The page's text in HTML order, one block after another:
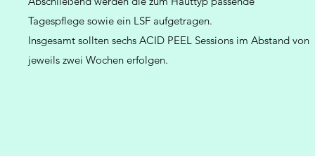
Tagespflege sowie ein LSF aufgetragen.
Insgesamt sollten sechs ACID PEEL Sessions im Abstand von
jeweils zwei Wochen erfolgen.